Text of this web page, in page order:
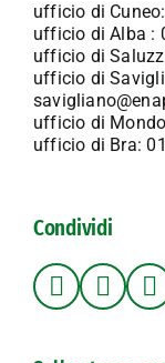
ufficio di
ufficio di Alba :
ufficio di
ufficio di
ufficio di
ufficio di Bra:
Condividi